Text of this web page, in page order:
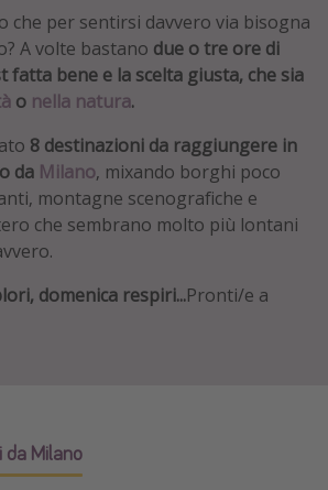
che per sentirsi davvero via bisogna
A volte bastano due o tre ore di
fatta bene e la scelta giusta, che sia
o nella natura.
8 destinazioni da raggiungere in
da Milano, mixando borghi poco
montagne scenografiche e
che sembrano molto più lontani
domenica respiri...Pronti/e a
da Milano